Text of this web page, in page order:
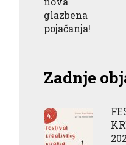
Zadnje